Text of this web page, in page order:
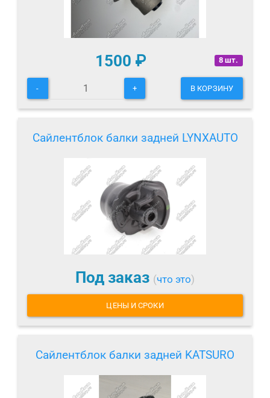
8 шт.
1500 ₽
- + В КОРЗИНУ
Сайлентблок балки задней LYNXAUTO
Под заказ (что это)
ЦЕНЫ И СРОКИ
Сайлентблок балки задней KATSURO